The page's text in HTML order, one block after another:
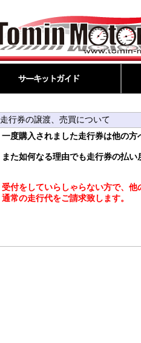
走行券の譲渡、売買について
一度購入されました走行券は他の方
また如何なる理由でも走行券の払い
受付をしていらしゃらない方で、
通常の走行代をご請求致します。